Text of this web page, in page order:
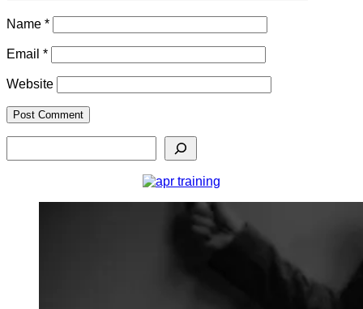
Name *
Email *
Website